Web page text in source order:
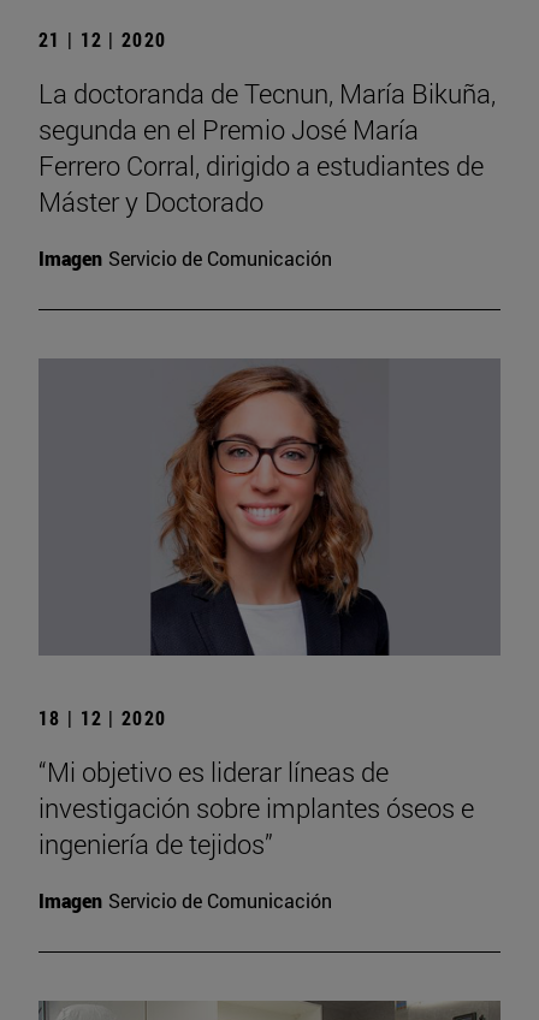
21 | 12 | 2020
La doctoranda de Tecnun, María Bikuña,
segunda en el Premio José María
Ferrero Corral, dirigido a estudiantes de
Máster y Doctorado
Imagen Servicio de Comunicación
18 | 12 | 2020
“Mi objetivo es liderar líneas de
investigación sobre implantes óseos e
ingeniería de tejidos”
Imagen Servicio de Comunicación